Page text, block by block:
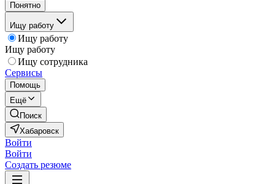
Понятно
Ищу работу
Ищу работу
Ищу работу
Ищу сотрудника
Сервисы
Помощь
Ещё
Поиск
Хабаровск
Войти
Войти
Создать резюме